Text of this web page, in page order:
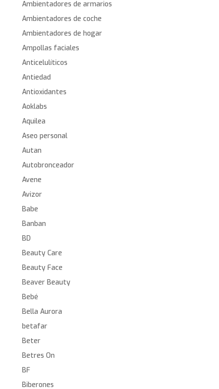
Ambientadores de armarios
Ambientadores de coche
Ambientadores de hogar
Ampollas faciales
Anticelulíticos
Antiedad
Antioxidantes
Aoklabs
Aquilea
Aseo personal
Autan
Autobronceador
Avene
Avizor
Babe
Banban
BD
Beauty Care
Beauty Face
Beaver Beauty
Bebé
Bella Aurora
betafar
Beter
Betres On
BF
Biberones